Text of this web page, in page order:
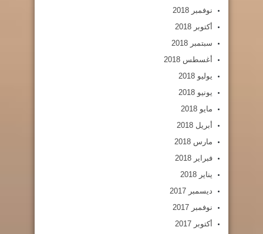
نوفمبر 2018
أكتوبر 2018
سبتمبر 2018
أغسطس 2018
يوليو 2018
يونيو 2018
مايو 2018
أبريل 2018
مارس 2018
فبراير 2018
يناير 2018
ديسمبر 2017
نوفمبر 2017
أكتوبر 2017